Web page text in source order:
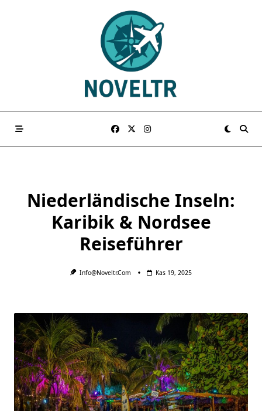
Niederländische Inseln:
Karibik & Nordsee
Reiseführer
Info@noveltr.com Kas 19, 2025